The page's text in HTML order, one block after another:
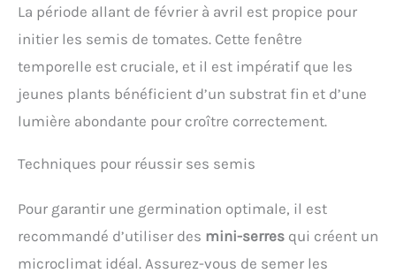
La période allant de février à avril est propice pour
initier les semis de tomates. Cette fenêtre
temporelle est cruciale, et il est impératif que les
jeunes plants bénéficient d’un substrat fin et d’une
lumière abondante pour croître correctement.
Techniques pour réussir ses semis
Pour garantir une germination optimale, il est
recommandé d’utiliser des mini-serres qui créent un
microclimat idéal. Assurez-vous de semer les